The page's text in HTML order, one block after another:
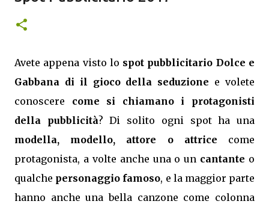
Avete appena visto lo spot pubblicitario Dolce e
Gabbana di il gioco della seduzione e volete
conoscere come si chiamano i protagonisti
della pubblicità? Di solito ogni spot ha una
modella, modello, attore o attrice come
protagonista, a volte anche una o un cantante o
qualche personaggio famoso, e la maggior parte
hanno anche una bella canzone come colonna